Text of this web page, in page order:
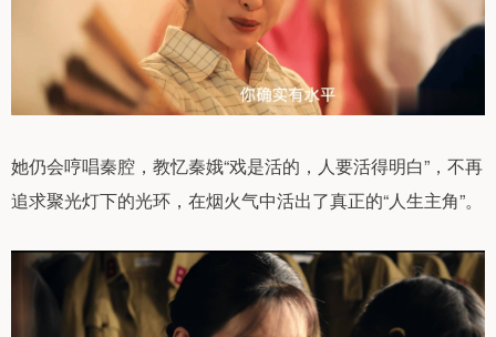
她仍会哼唱秦腔，教忆秦娥“戏是活的，人要活得明白”，不再
追求聚光灯下的光环，在烟火气中活出了真正的“人生主角”。